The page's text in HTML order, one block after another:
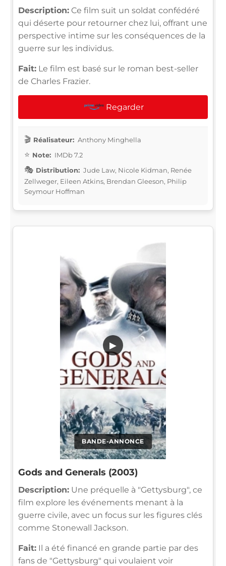
Description: Ce film suit un soldat confédéré
qui déserte pour retourner chez lui, offrant une
perspective intime sur les conséquences de la
guerre sur les individus.
Fait: Le film est basé sur le roman best-seller
de Charles Frazier.
Regarder
Réalisateur: Anthony Minghella
Note: IMDb 7.2
Distribution: Jude Law, Nicole Kidman, Renée
Zellweger, Eileen Atkins, Brendan Gleeson, Philip
Seymour Hoffman
BANDE-ANNONCE
▶
Gods and Generals (2003)
Description: Une préquelle à "Gettysburg", ce
film explore les événements menant à la
guerre civile, avec un focus sur les figures clés
comme Stonewall Jackson.
Fait: Il a été financé en grande partie par des
fans de "Gettysburg" qui voulaient voir